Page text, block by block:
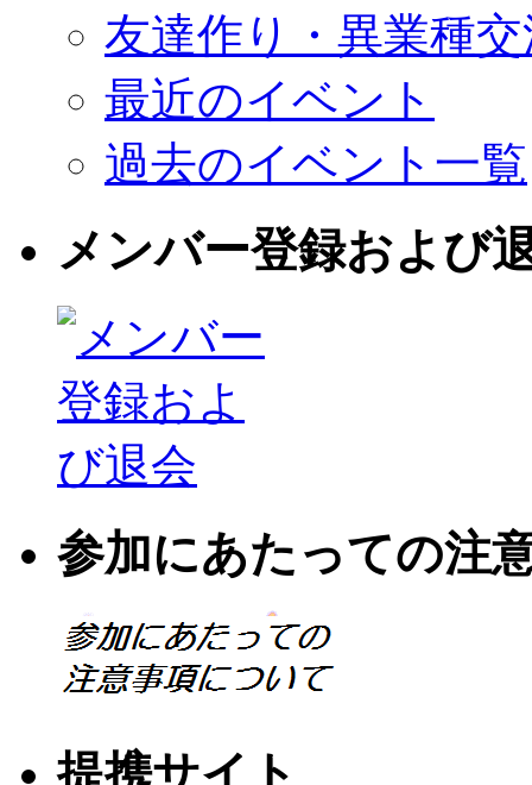
友達作り・異業種
最近のイベント
過去のイベント一覧
メンバー登録および
参加にあたっての注
提携サイト